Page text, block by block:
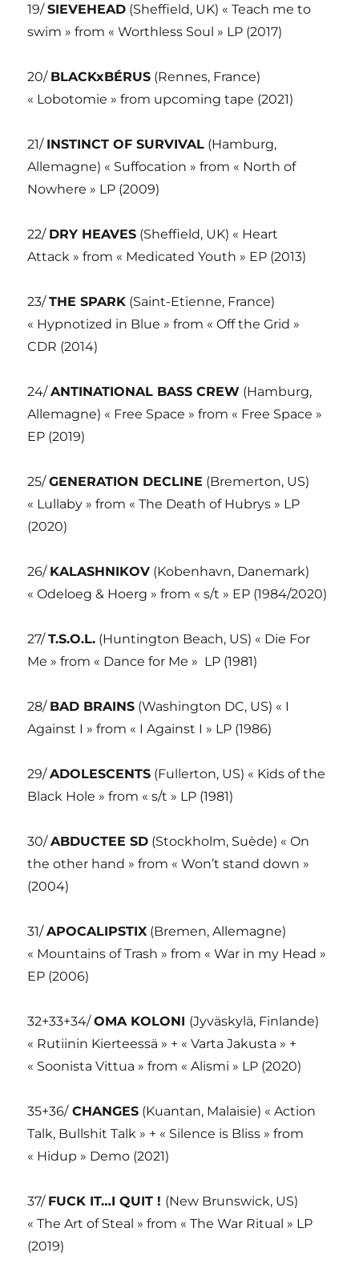
19/SIEVEHEAD (Sheffield, UK) « Teach me to
swim » from « Worthless Soul » LP (2017)
20/ BLACKxBÉRUS (Rennes, France)
« Lobotomie » from upcoming tape (2021)
21/ INSTINCT OF SURVIVAL (Hamburg,
Allemagne) « Suffocation » from « North of
Nowhere » LP (2009)
22/ DRY HEAVES (Sheffield, UK) « Heart
Attack » from « Medicated Youth » EP (2013)
23/THE SPARK (Saint-Etienne, France)
« Hypnotized in Blue » from « Off the Grid »
CDR (2014)
24/ANTINATIONAL BASS CREW (Hamburg,
Allemagne) « Free Space » from « Free Space »
EP (2019)
25/GENERATION DECLINE (Bremerton, US)
« Lullaby » from « The Death of Hubrys » LP
(2020)
26/ KALASHNIKOV (Kobenhavn, Danemark)
« Odeloeg & Hoerg » from « s/t » EP (1984/2020)
27/T.S.O.L. (Huntington Beach, US) « Die For
Me » from « Dance for Me » LP (1981)
28/ BAD BRAINS (Washington DC, US) « I
Against I » from « I Against I » LP (1986)
29/ADOLESCENTS (Fullerton, US) « Kids of the
Black Hole » from « s/t » LP (1981)
30/ABDUCTEE SD (Stockholm, Suède) « On
the other hand » from « Won’t stand down »
(2004)
31/APOCALIPSTIX (Bremen, Allemagne)
« Mountains of Trash » from « War in my Head »
EP (2006)
32+33+34/OMA KOLONI (Jyväskylä, Finlande)
« Rutiinin Kierteessä » + « Varta Jakusta » +
« Soonista Vittua » from « Alismi » LP (2020)
35+36/CHANGES (Kuantan, Malaisie) « Action
Talk, Bullshit Talk » + « Silence is Bliss » from
« Hidup » Demo (2021)
37/ FUCK IT…I QUIT ! (New Brunswick, US)
« The Art of Steal » from « The War Ritual » LP
(2019)